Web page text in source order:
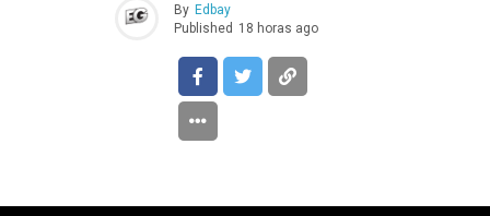
By Edbay
Published 18 horas ago